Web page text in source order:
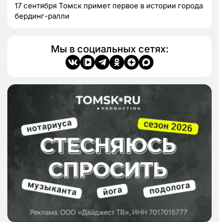
17 сентября Томск примет первое в истории города
бердинг-ралли
Мы в социальных сетях: